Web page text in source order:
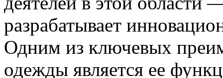
разрабатывает
Одним из ключевых
одежды является ее